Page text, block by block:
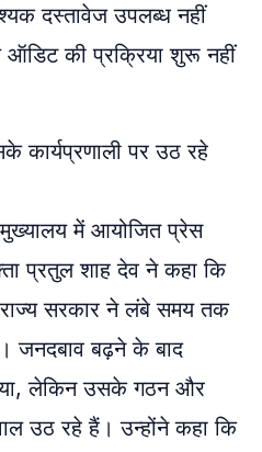
दस्तावेज उपलब्ध नहीं
की प्रक्रिया शुरू नहीं
पर उठ रहे
में आयोजित प्रेस
प्रतुल शाह देव ने कहा कि
सरकार ने लंबे समय तक
जनदबाव बढ़ने के बाद
लेकिन उसके गठन और
उठ रहे हैं। उन्होंने कहा कि